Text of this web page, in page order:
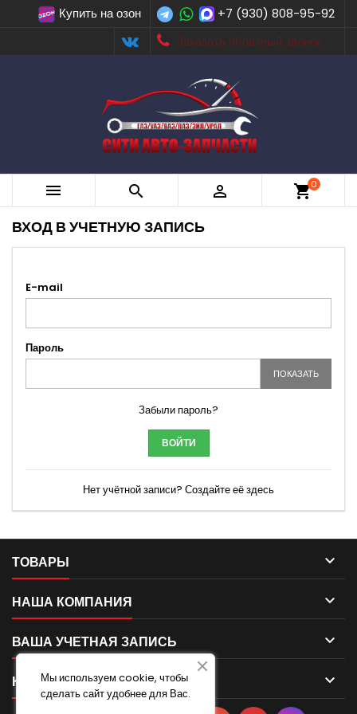
Купить на озон
+7 (930) 808-95-92
Заказать обратный звонок
   shopping_cart0
ВХОД В УЧЕТНУЮ ЗАПИСЬ
E-mail
Пароль
ПОКАЗАТЬ
Забыли пароль?
ВОЙТИ
Нет учётной записи? Создайте её здесь
ТОВАРЫ 
НАША КОМПАНИЯ 
ВАША УЧЕТНАЯ ЗАПИСЬ 
КОНТАКТ 
Мы используем cookie, чтобы
сделать сайт удобнее для Вас.